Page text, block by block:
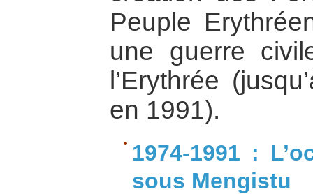
Peuple
une guerre
l’Erythrée
en 1991).
1974-1991 :
sous Mengistu